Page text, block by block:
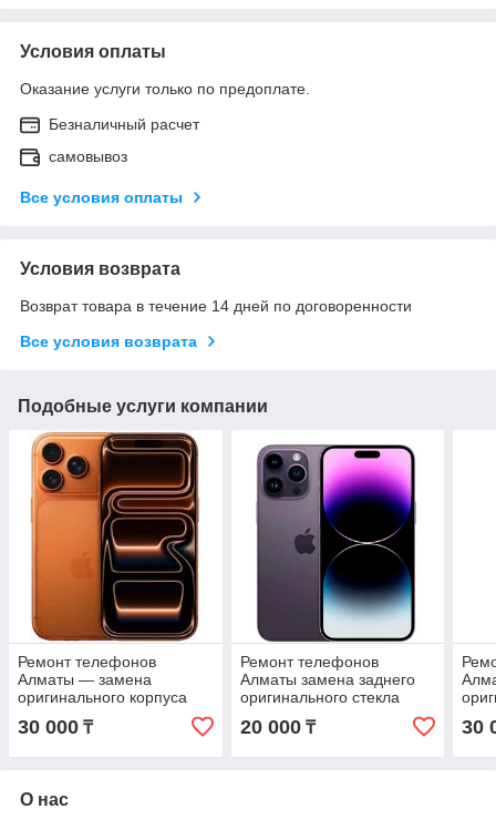
Условия оплаты
Оказание услуги только по предоплате.
Безналичный расчет
самовывоз
Все условия оплаты
Условия возврата
Возврат товара в течение 14 дней по договоренности
Все условия возврата
Подобные услуги компании
Ремонт телефонов
Алматы — замена
оригинального корпуса
гарантией
30 000 ₸
Ремонт телефонов
Алматы замена заднего
оригинального стекла
гарантией
20 000₸ 30
О нас